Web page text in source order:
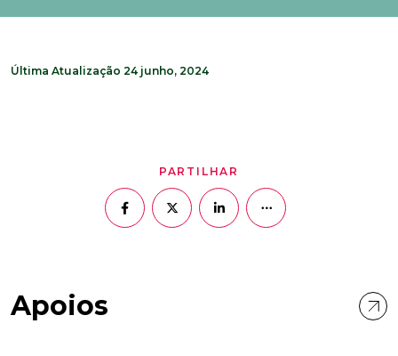
Última Atualização 24 junho, 2024
PARTILHAR
Apoios